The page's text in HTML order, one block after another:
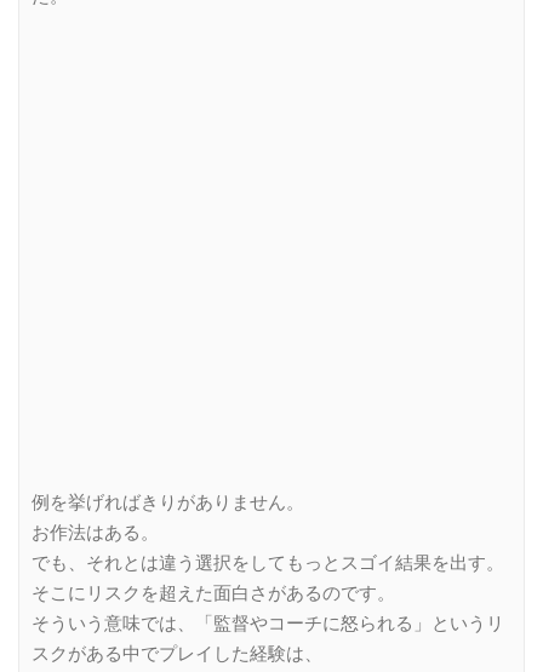
例を挙げればきりがありません。
お作法はある。
でも、それとは違う選択をしてもっとスゴイ結果を出す。
そこにリスクを超えた面白さがあるのです。
そういう意味では、「監督やコーチに怒られる」というリ
スクがある中でプレイした経験は、